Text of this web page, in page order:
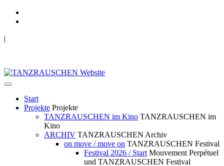
|
Start
Projekte Projekte
TANZRAUSCHEN im Kino TANZRAUSCHEN im
Kino
ARCHIV TANZRAUSCHEN Archiv
on move / move on TANZRAUSCHEN Festival
Festival 2026 / Start Mouvement Perpétuel
und TANZRAUSCHEN Festival